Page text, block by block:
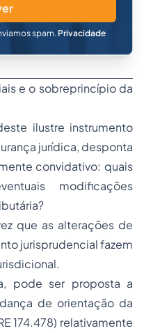
spam. Privacidade
e o sobreprincípio da
ilustre instrumento
jurídica, desponta
convidativo: quais
modificações
que as alterações de
jurisprudencial fazem
pode ser proposta a
de orientação da
174.478) relativamente